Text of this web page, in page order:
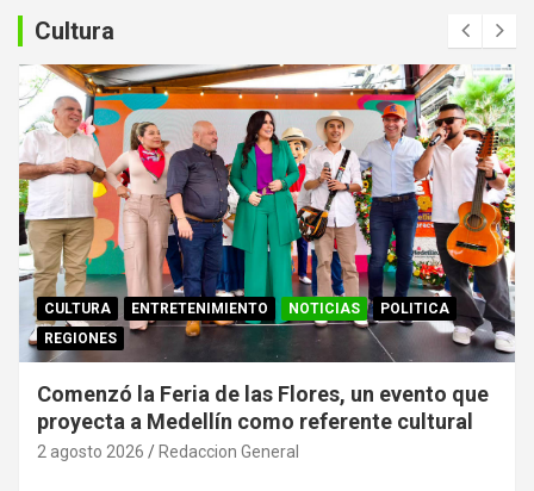
a
r
Cultura
CULTURA ENTRETENIMIENTO NOTICIAS
POLITICA
REGIONES
Comenzó la Feria de las Flores, un evento que
proyecta a Medellín como referente cultural
2 agosto 2026 Redaccion General